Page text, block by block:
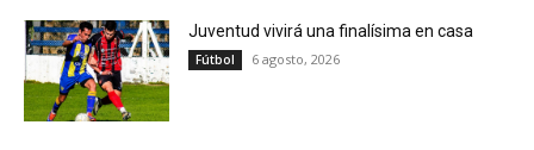
Juventud vivirá una finalísima en casa
Fútbol 6 agosto, 2026